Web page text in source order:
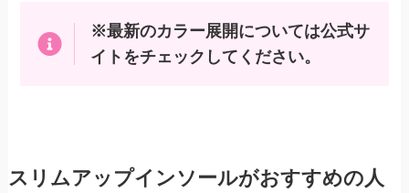
※最新のカラー展開については公式サ
イトをチェックしてください。
スリムアップインソールがおすすめの人